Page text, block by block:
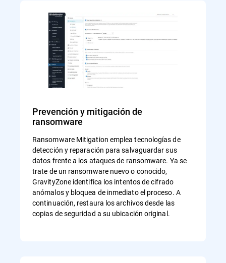
Prevención y mitigación de
ransomware
Ransomware Mitigation emplea tecnologías de
detección y reparación para salvaguardar sus
datos frente a los ataques de ransomware. Ya se
trate de un ransomware nuevo o conocido,
GravityZone identifica los intentos de cifrado
anómalos y bloquea de inmediato el proceso. A
continuación, restaura los archivos desde las
copias de seguridad a su ubicación original.